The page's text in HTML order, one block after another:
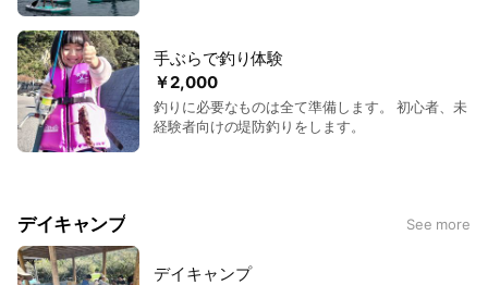
￥2,000
手ぶらで釣り体験
釣りに必要なものは全て準備します。 初心者、未
経験者向けの堤防釣りをします。
デイキャンプ See more
デイキャンプ